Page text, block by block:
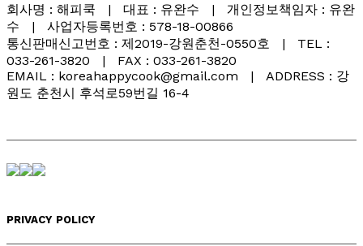
회사명 : 해피쿡 | 대표 : 유완수 | 개인정보책임자 : 유완
수 | 사업자등록번호 : 578-18-00866
통신판매신고번호 : 제2019-강원춘천-0550호 | TEL :
033-261-3820 | FAX : 033-261-3820
EMAIL : koreahappycook@gmail.com | ADDRESS : 강
원도 춘천시 후석로59번길 16-4
PRIVACY POLICY